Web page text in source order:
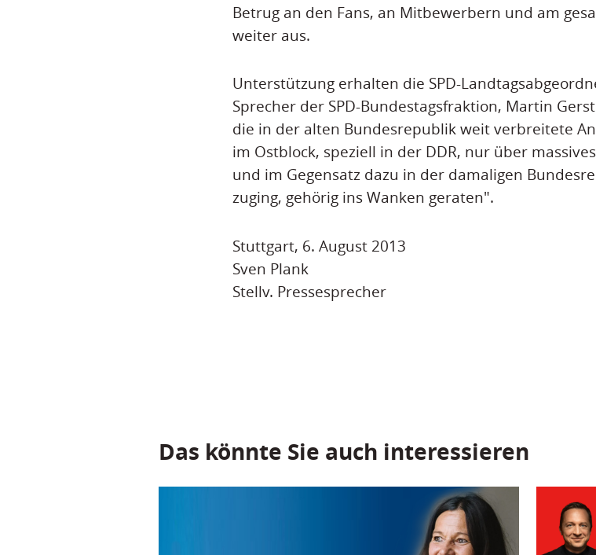
Betrug an den Fans, an Mitbewerbern und am
weiter aus.
Unterstützung erhalten die SPD-
Sprecher der SPD-Bundestagsfraktion, Martin
die in der alten Bundesrepublik weit verbreitete
im Ostblock, speziell in der DDR, nur über
und im Gegensatz dazu in der damaligen
zuging, gehörig ins Wanken geraten".
Stuttgart, 6. August 2013
Sven Plank
Stellv. Pressesprecher
Das könnte Sie auch interessieren